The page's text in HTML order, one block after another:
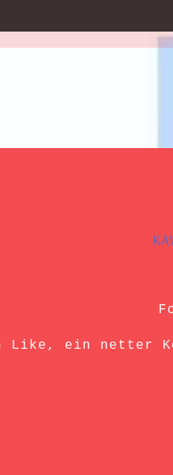
Like, ein netter